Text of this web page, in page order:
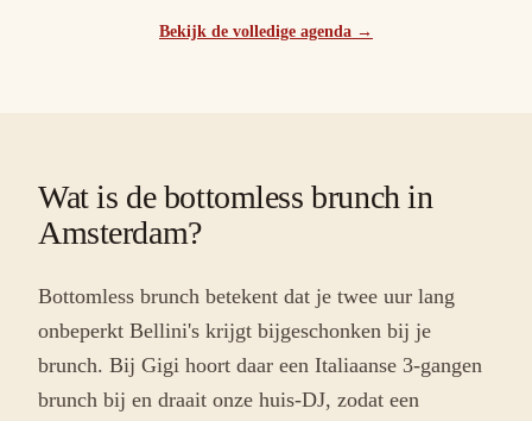
Bekijk de volledige agenda →
Wat is de bottomless brunch in
Amsterdam?
Bottomless brunch betekent dat je twee uur lang
onbeperkt Bellini's krijgt bijgeschonken bij je
brunch. Bij Gigi hoort daar een Italiaanse 3-gangen
brunch bij en draait onze huis-DJ, zodat een